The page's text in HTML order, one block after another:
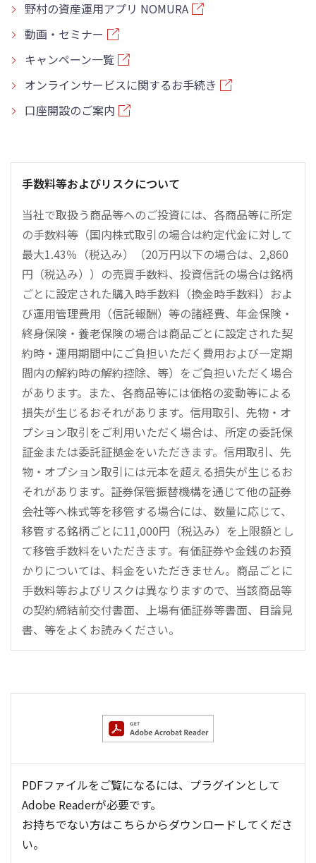
野村の資産運用アプリ NOMURA
動画・セミナー
キャンペーン一覧
オンラインサービスに関するお手続き
口座開設のご案内
手数料等およびリスクについて
当社で取扱う商品等へのご投資には、各商品等に所定
の手数料等（国内株式取引の場合は約定代金に対して
最大1.43％（税込み）（20万円以下の場合は、2,860
円（税込み））の売買手数料、投資信託の場合は銘柄
ごとに設定された購入時手数料（換金時手数料）およ
び運用管理費用（信託報酬）等の諸経費、年金保険・
終身保険・養老保険の場合は商品ごとに設定された契
約時・運用期間中にご負担いただく費用および一定期
間内の解約時の解約控除、等）をご負担いただく場合
があります。また、各商品等には価格の変動等による
損失が生じるおそれがあります。信用取引、先物・オ
プション取引をご利用いただく場合は、所定の委託保
証金または委託証拠金をいただきます。信用取引、先
物・オプション取引には元本を超える損失が生じるお
それがあります。証券保管振替機構を通じて他の証券
会社等へ株式等を移管する場合には、数量に応じて、
移管する銘柄ごとに11,000円（税込み）を上限額とし
て移管手数料をいただきます。有価証券や金銭のお預
かりについては、料金をいただきません。商品ごとに
手数料等およびリスクは異なりますので、当該商品等
の契約締結前交付書面、上場有価証券等書面、目論見
書、等をよくお読みください。
PDFファイルをご覧になるには、プラグインとして
Adobe Readerが必要です。
お持ちでない方はこちらからダウンロードしてくださ
い。